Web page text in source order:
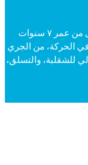
فري ستايل سكواد هو أكثر برامجنا حماسًا للأطفال من عمر ٧ سنوات
في الحركة، من الجري
للشقلبة، والتسلق،